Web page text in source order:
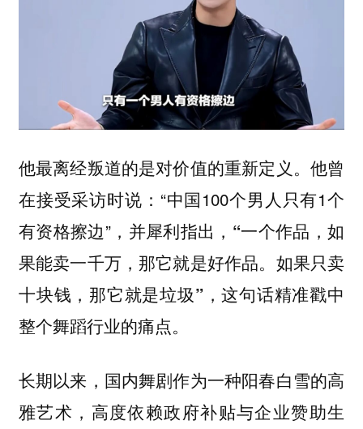
他最离经叛道的是对价值的重新定义。他曾
在接受采访时说：“中国100个男人只有1个
有资格擦边”，并犀利指出， “一个作品，如
果能卖一千万，那它就是好作品。如果只卖
十块钱，那它就是垃圾”，这句话精准戳中
整个舞蹈行业的痛点。
长期以来，国内舞剧作为一种阳春白雪的高
雅艺术，高度依赖政府补贴与企业赞助生